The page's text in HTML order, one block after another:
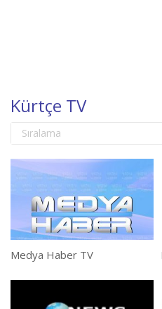
Kürtçe TV
Sıralama
Medya Haber TV